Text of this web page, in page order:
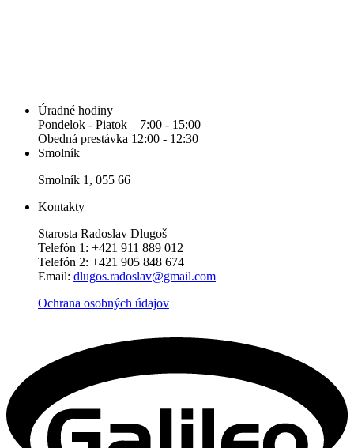
Úradné hodiny
Pondelok - Piatok 7:00 - 15:00
Obedná prestávka 12:00 - 12:30
Smolník
Smolník 1, 055 66
Kontakty
Starosta Radoslav Dlugoš
Telefón 1: +421 911 889 012
Telefón 2: +421 905 848 674
Email: dlugos.radoslav@gmail.com
Ochrana osobných údajov